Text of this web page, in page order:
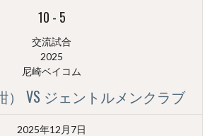
10 - 5
交流試合
2025
尼崎ベイコム
） VS ジェントルメンクラブ
2025年12月7日